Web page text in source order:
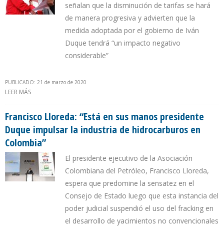
señalan que la disminución de tarifas se hará
de manera progresiva y advierten que la
medida adoptada por el gobierno de Iván
Duque tendrá “un impacto negativo
considerable”
PUBLICADO: 21 de marzo de 2020
LEER MÁS
Francisco Lloreda: “Está en sus manos presidente
Duque impulsar la industria de hidrocarburos en
Colombia”
El presidente ejecutivo de la Asociación
Colombiana del Petróleo, Francisco Lloreda,
espera que predomine la sensatez en el
Consejo de Estado luego que esta instancia del
poder judicial suspendió el uso del fracking en
el desarrollo de yacimientos no convencionales